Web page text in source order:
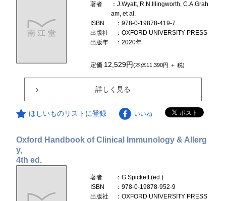
著者
：J.Wyatt, R.N.Illingworth, C.A.Grah
am, et al.
ISBN
：978-0-19878-419-7
出版社
：OXFORD UNIVERSITY PRESS
出版年
：2020年
定価 12,529円(本体11,390円 ＋ 税)
詳しく見る
ほしいものリストに登録 いいね
Oxford Handbook of Clinical Immunology & Allerg
y,
4th ed.
著者
：G.Spickett (ed.)
ISBN
：978-0-19878-952-9
出版社
：OXFORD UNIVERSITY PRESS